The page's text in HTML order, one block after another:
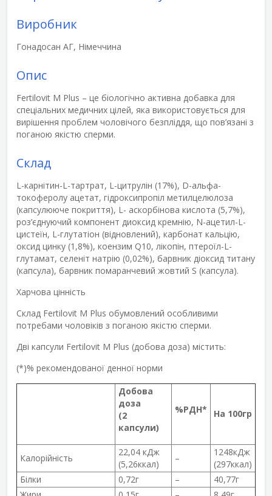
Виробник
Гонадосан АГ, Німеччина
Опис
Fertilovit M Plus – це біологічно активна добавка для
спеціальних медичних цілей, яка використовується для
вирішення проблем чоловічого безпліддя, що пов’язані з
поганою якістю сперми.
Склад
L-карнітин-L-тартрат, L-цитрулін (17%), D-альфа-
токоферолу ацетат, гідроксипропіл метилцелюлоза
(капсулююче покриття), L- аскорбінова кислота (5,7%),
роз’єднуючий компонент диоксид кремнію, N-ацетил-L-
цистеїн, L-глутатіон (відновлений), карбонат кальцію,
оксид цинку (1,8%), коензим Q10, лікопін, птероїл-L-
глутамат, селеніт натрію (0,02%), барвник діоксид титану
(капсула), барвник помаранчевий жовтий S (капсула).
Харчова цінність
Склад Fertilovit M Plus обумовлений особливими
потребами чоловіків з поганою якістю сперми.
Дві капсули Fertilovit M Plus (добова доза) містить:
(*)% рекомендованої денної норми
Добова
доза
(2
капсули)
%РДН* На 100гр
Калорійність
22,04 кДж
(5,26ккал)
–
1248кДж
(297ккал)
Білки
0,72г –
40,77г